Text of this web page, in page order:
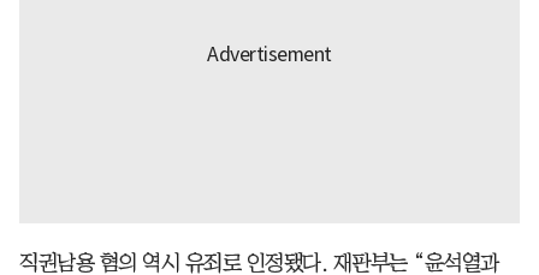
직권남용 혐의 역시 유죄로 인정됐다. 재판부는 “윤석열과